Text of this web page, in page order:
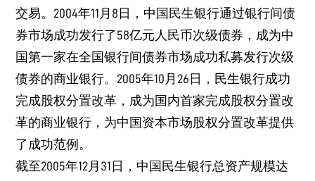
交易。2004年11月8日，中国民生银行通过银行间债
券市场成功发行了58亿元人民币次级债券，成为中
国第一家在全国银行间债券市场成功私募发行次级
债券的商业银行。2005年10月26日，民生银行成功
完成股权分置改革，成为国内首家完成股权分置改
革的商业银行，为中国资本市场股权分置改革提供
了成功范例。
截至2005年12月31日，中国民生银行总资产规模达